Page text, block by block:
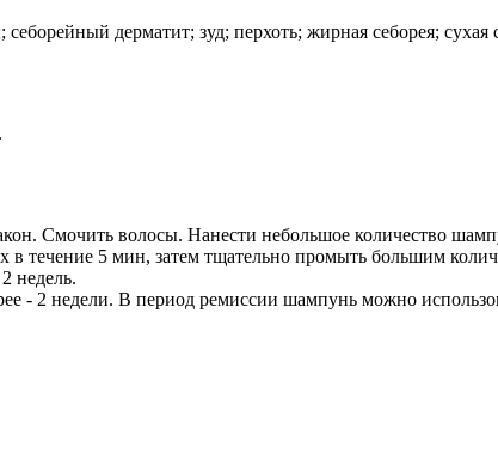
дерматит; зуд; перхоть; жирная себорея; сухая
Смочить волосы. Нанести небольшое количество
течение 5 мин, затем тщательно промыть большим
недель.
- 2 недели. В период ремиссии шампунь можно